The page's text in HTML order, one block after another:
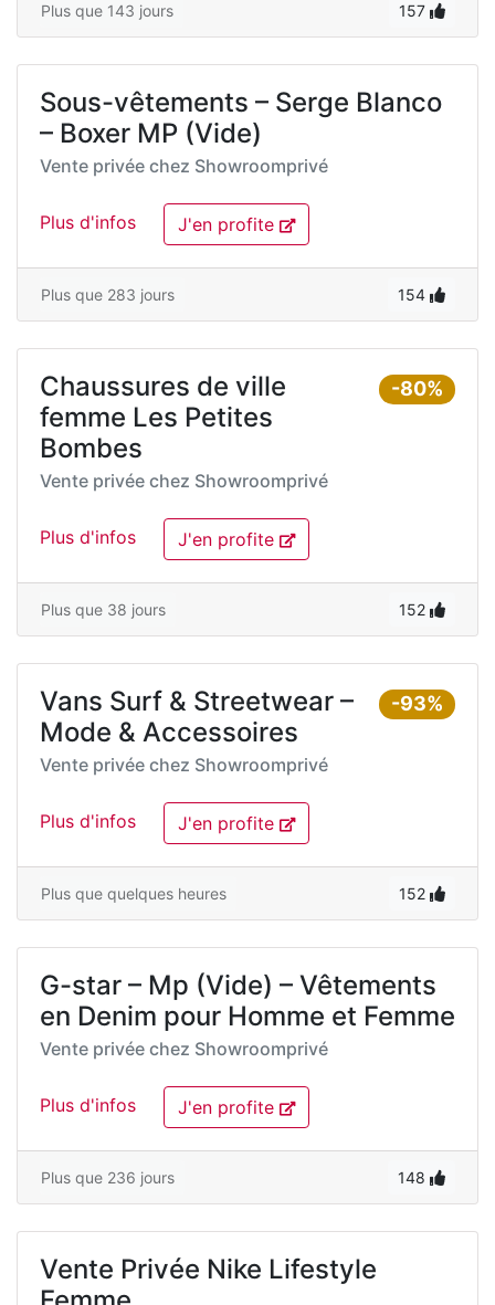
Plus que 143 jours 157
Sous-vêtements – Serge Blanco
– Boxer MP (Vide)
Vente privée chez Showroomprivé
Plus d'infos J'en profite
Plus que 283 jours 154
-80%
Chaussures de ville
femme Les Petites
Bombes
Vente privée chez Showroomprivé
Plus d'infos J'en profite
Plus que 38 jours 152
-93%
Vans Surf & Streetwear –
Mode & Accessoires
Vente privée chez Showroomprivé
Plus d'infos J'en profite
Plus que quelques heures 152
G-star – Mp (Vide) – Vêtements
en Denim pour Homme et Femme
Vente privée chez Showroomprivé
Plus d'infos J'en profite
Plus que 236 jours 148
Vente Privée Nike Lifestyle